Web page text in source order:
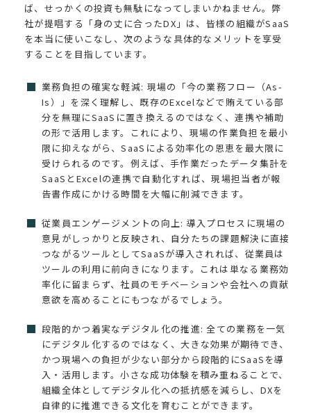
ば、せっかくの投資も無駄になってしまいかねません。弊
社が提唱する「身の丈に合ったDX」は、皆様の組織がSaaS
を本当に使いこなし、次のような具体的なメリットを享受
することを目指しています。
業務負担の確実な軽減: 現場の「今の業務フロー（As-
Is）」を深く理解し、既存のExcelなどで賄えている部
分を無理にSaaSに置き換えるのではなく、連携や補助
の形で活用します。これにより、現場の作業負担を最小
限に抑えながら、SaaSによる効率化の恩恵を最大限に
受けられるのです。例えば、手作業だったデータ集計を
SaaSとExcelの連携で自動化すれば、現場担当者が報
告書作成にかける時間を大幅に削減できます。
従業員エンゲージメントの向上: 導入プロセスに現場の
意見がしっかりと反映され、自分たちの課題解決に直接
つながるツールとしてSaaSが導入されれば、従業員は
ツールの利用に前向きになります。これは単なる業務効
率化に留まらず、社員のモチベーションや会社への貢献
意欲を高めることにもつながるでしょう。
段階的かつ着実なデジタル化の推進: 全ての業務を一気
にデジタル化するのではなく、大きな効果が期待でき、
かつ現場への負担が少ない部分から段階的にSaaSを導
入・活用します。小さな成功体験を積み重ねることで、
組織全体としてデジタル化への抵抗感を減らし、DXを
自律的に推進できる文化を育むことができます。